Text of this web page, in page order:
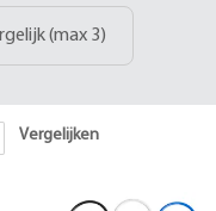
(max 3)
Vergelijken